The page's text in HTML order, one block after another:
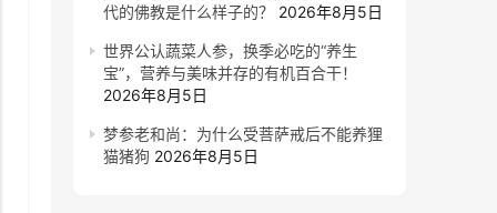
代的佛教是什么样子的？
2026年8月5日
世界公认蔬菜人参，换季必吃的“养生
宝”，营养与美味并存的有机百合干！
2026年8月5日
梦参老和尚：为什么受菩萨戒后不能养狸
猫猪狗 2026年8月5日